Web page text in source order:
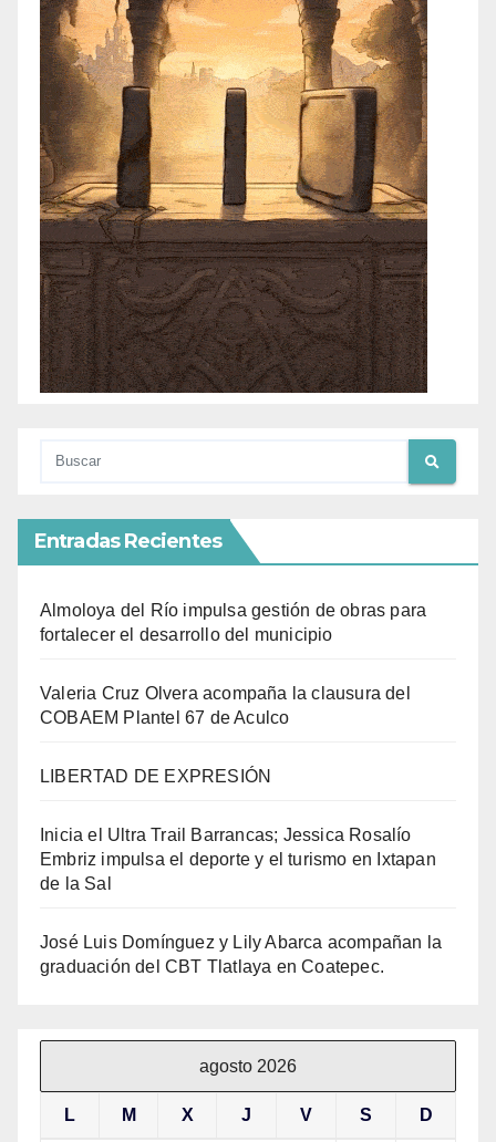
Entradas Recientes
Almoloya del Río impulsa gestión de obras para
fortalecer el desarrollo del municipio
Valeria Cruz Olvera acompaña la clausura del
COBAEM Plantel 67 de Aculco
LIBERTAD DE EXPRESIÓN
Inicia el Ultra Trail Barrancas; Jessica Rosalío
Embriz impulsa el deporte y el turismo en Ixtapan
de la Sal
José Luis Domínguez y Lily Abarca acompañan la
graduación del CBT Tlatlaya en Coatepec.
agosto 2026
L M X J V S D